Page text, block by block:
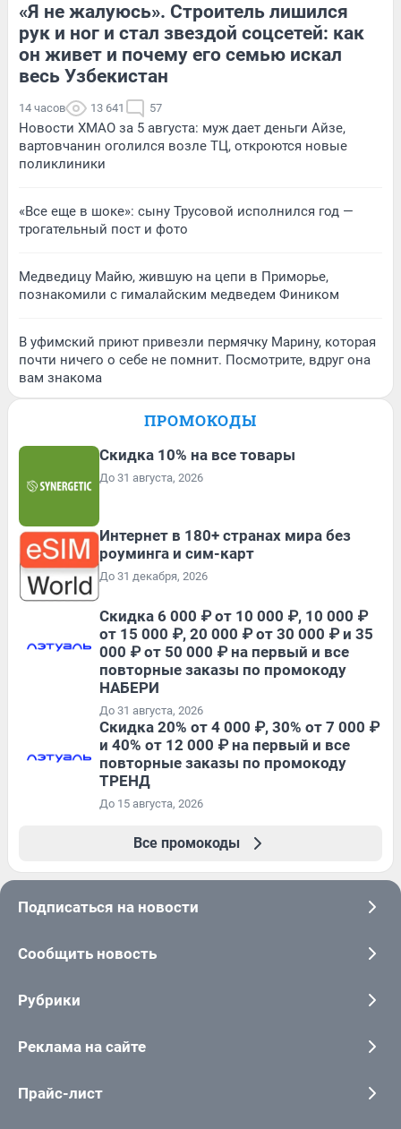
«Я не жалуюсь». Строитель лишился
рук и ног и стал звездой соцсетей: как
он живет и почему его семью искал
весь Узбекистан
14 часов 13 641 57
Новости ХМАО за 5 августа: муж дает деньги Айзе,
вартовчанин оголился возле ТЦ, откроются новые
поликлиники
«Все еще в шоке»: сыну Трусовой исполнился год —
трогательный пост и фото
Медведицу Майю, жившую на цепи в Приморье,
познакомили с гималайским медведем Фиником
В уфимский приют привезли пермячку Марину, которая
почти ничего о себе не помнит. Посмотрите, вдруг она
вам знакома
ПРОМОКОДЫ
Скидка 10% на все товары
До 31 августа, 2026
Интернет в 180+ странах мира без
роуминга и сим-карт
До 31 декабря, 2026
Скидка 6 000 ₽ от 10 000 ₽, 10 000 ₽
от 15 000 ₽, 20 000 ₽ от 30 000 ₽ и 35
000 ₽ от 50 000 ₽ на первый и все
повторные заказы по промокоду
НАБЕРИ
До 31 августа, 2026
Скидка 20% от 4 000 ₽, 30% от 7 000 ₽
и 40% от 12 000 ₽ на первый и все
повторные заказы по промокоду
ТРЕНД
До 15 августа, 2026
Все промокоды
Подписаться на новости
Сообщить новость
Рубрики
Реклама на сайте
Прайс-лист